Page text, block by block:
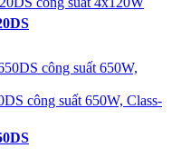
công suất 650W, Class-